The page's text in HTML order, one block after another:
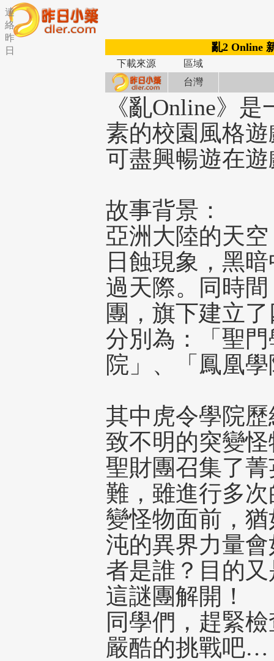
亂2 Online
下載來源
區域
台灣
《亂Online》
素的校園風格
可盡興暢遊在
故事背景：
亞洲大陸的天
日蝕現象，黑
過天際。同時
團，旗下建立
分別為：「聖
院」、「鳳凰
其中虎令學院
致不明的突變
聖財團召集了
難，雖進行多
變怪物面前，
沌的異界力量
者是誰？目的
這謎團解開！
同學們，趕緊
嚴酷的挑戰吧…
連
絡
昨
日